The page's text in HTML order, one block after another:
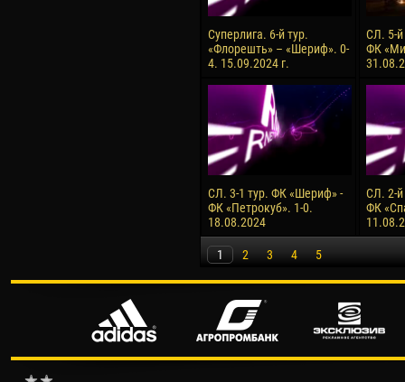
Суперлига. 6-й тур.
«Флорешть» – «Шериф». 0-
4. 15.09.2024 г.
СЛ. 5-
ФК
СЛ. 3-1 тур. ФК «Шериф» -
ФК «Петрокуб». 1-0.
18.08.2024
СЛ. 2-
ФК
1 2 3 4 5